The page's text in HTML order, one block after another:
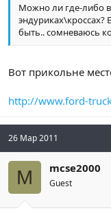
Можно ли где-либо
эндуриках\кроссах?
быть.. сомневаюсь
Вот прикольне
http://www.ford-
26 Мар 2011
M mcse2000
Guest